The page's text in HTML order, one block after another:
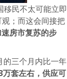
移民不太可能立即
；而这会间接把
房市复苏的步
的三个月内比一年
万套左右，供应可